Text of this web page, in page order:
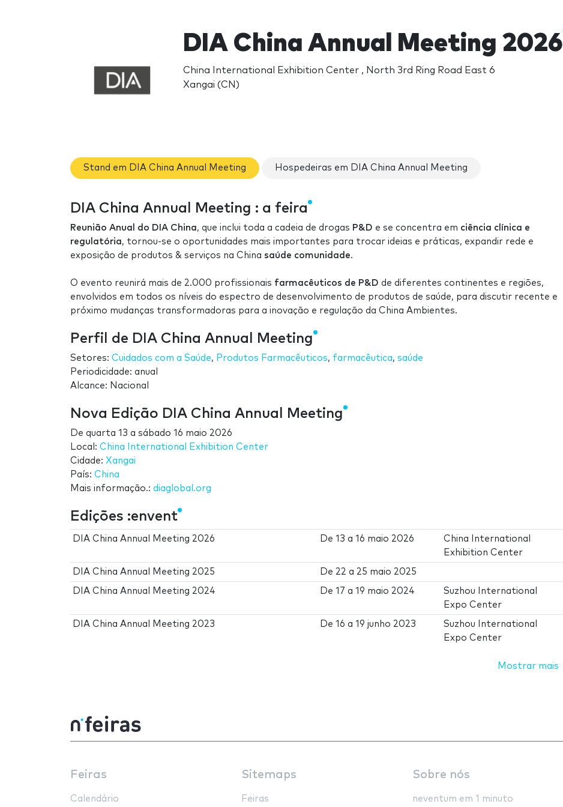
DIA China Annual Meeting 2026
China International Exhibition Center , North 3rd Ring Road East 6
Xangai (CN)
Stand em DIA China Annual Meeting Hospedeiras em DIA China Annual Meeting
DIA China Annual Meeting : a feira
Reunião Anual do DIA China, que inclui toda a cadeia de drogas P&D e se concentra em ciência clínica e
regulatória, tornou-se o oportunidades mais importantes para trocar ideias e práticas, expandir rede e
exposição de produtos & serviços na China saúde comunidade.
O evento reunirá mais de 2.000 profissionais farmacêuticos de P&D de diferentes continentes e regiões,
envolvidos em todos os níveis do espectro de desenvolvimento de produtos de saúde, para discutir recente e
próximo mudanças transformadoras para a inovação e regulação da China Ambientes.
Perfil de DIA China Annual Meeting
Setores: Cuidados com a Saúde, Produtos Farmacêuticos, farmacêutica, saúde
Periodicidade: anual
Alcance: Nacional
Nova Edição DIA China Annual Meeting
De quarta 13 a sábado 16 maio 2026
Local: China International Exhibition Center
Cidade: Xangai
País: China
Mais informação.: diaglobal.org
Edições :envent
DIA China Annual Meeting 2026 De13 a16 maio 2026
China International
Exhibition Center
DIA China Annual Meeting 2025 De 22 a 25 maio 2025
DIA China Annual Meeting 2024 De17 a19 maio 2024
Suzhou International
Expo Center
DIA China Annual Meeting 2023 De16 a19 junho 2023
Suzhou International
Expo Center
Mostrar mais
Feiras
Calendário
Sitemaps
Feiras
Sobre nós
neventum em 1 minuto